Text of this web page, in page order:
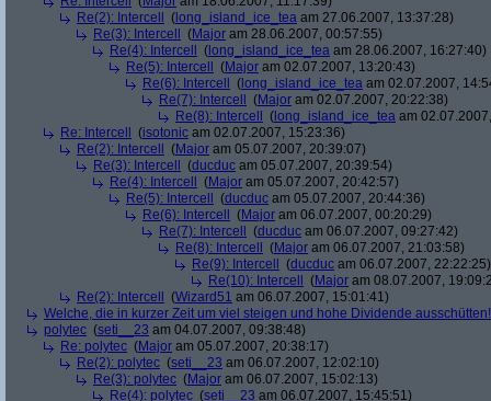
Re(2): Intercell
( long_island_ice_tea am 27.06.2007, 13:37:28)
Re(3): Intercell
(Major am 28.06.2007, 00:57:55)
Re(4): Intercell
( long_island_ice_tea am 28.06.2007, 16:27:40)
Re(5): Intercell
(Major am 02.07.2007, 13:20:43)
Re(6): Intercell
( long_island_ice_tea am 02.07.2007,
Re(7): Intercell
(Major am 02.07.2007, 20:22:38)
Re(8): Intercell
( long_island_ice_tea am
Re: Intercell
(isotonic am 02.07.2007, 15:23:36)
Re(2): Intercell
(Major am 05.07.2007, 20:39:07)
Re(3): Intercell
(ducduc am 05.07.2007, 20:39:54)
Re(4): Intercell
(Major am 05.07.2007, 20:42:57)
Re(5): Intercell
(ducduc am 05.07.2007, 20:44:36)
Re(6): Intercell
(Major am 06.07.2007, 00:20:29)
Re(7): Intercell
(ducduc am 06.07.2007, 09:27:42)
Re(8): Intercell
(Major am 06.07.2007, 21:03:58)
Re(9): Intercell
(ducduc am 06.07.2007, 22:22:25)
Re(10): Intercell
(Major am 08.07.2007,
Re(2): Intercell
(Wizard51 am 06.07.2007, 15:01:41)
Welche, die in kurzer Zeit um viel steigen und hohe Dividende
polytec (seti__23 am 04.07.2007, 09:38:48)
Re: polytec (Major am 05.07.2007, 20:38:17)
Re(2): polytec (seti__23 am 06.07.2007, 12:02:10)
Re(3): polytec (Major am 06.07.2007, 15:02:13)
Re(4): polytec (seti__23 am 06.07.2007, 15:45:51)